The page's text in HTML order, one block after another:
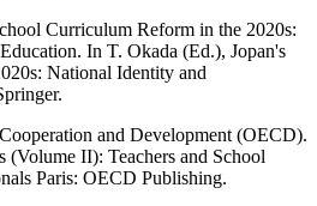
Curriculum Reform in the 2020s:
In T. Okada (Ed.), Jopan's
National Identity and
and Development (OECD).
II): Teachers and School
Paris: OECD Publishing.